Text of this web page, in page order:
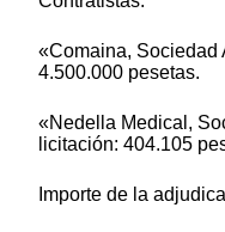
«Comaina, Sociedad
4.500.000 pesetas.
«Nedella Medical,
licitación: 404.105
Importe de la